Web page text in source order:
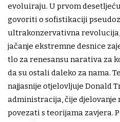
evoluiraju. U prvom
govoriti o sofistikaciji
ultrakonzervativna
jačanje ekstremne desnice
tlo za renesansu narativa za
da su ostali daleko za nama.
najjasnije otjelovljuje Donald
administracija, čije djelovanje
povezati s teorijama zavjera.